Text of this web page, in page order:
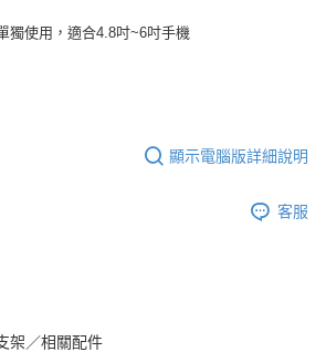
獨使用，適合4.8吋~6吋手機
顯示電腦版詳細說明
客服
架／相關配件